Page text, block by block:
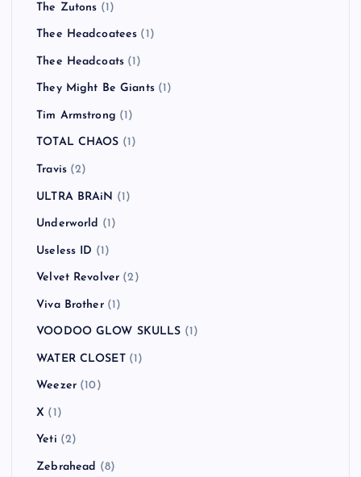
The Zutons (1)
Thee Headcoatees (1)
Thee Headcoats (1)
They Might Be Giants(1)
Tim Armstrong (1)
TOTAL CHAOS (1)
Travis(2)
ULTRA BRAiN (1)
Underworld (1)
Useless ID (1)
Velvet Revolver (2)
Viva Brother(1)
VOODOO GLOW SKULLS (1)
WATER CLOSET(1)
Weezer(10)
X (1)
Yeti (2)
Zebrahead (8)